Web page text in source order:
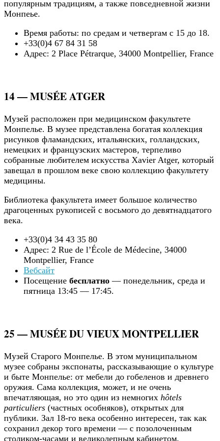
популярным традициям, а также повседневной жизни
Монпеье.
Время работы: по средам и четвергам с 15 до 18.
+33(0)4 67 84 31 58
Адрес: 2 Place Pétrarque, 34000 Montpellier, France
14 — MUSÉE ATGER
Музей расположен при медицинском факультете
Монпелье. В музее представлена богатая коллекция
рисунков фламандских, итальянских, голландских,
немецких и французских мастеров, терпеливо
собранные любителем искусства Xavier Atger, который
завещал в прошлом веке свою коллекцию факультету
медицины.
Библиотека факультета имеет большое количество
драгоценных рукописей с восьмого до девятнадцатого
века.
+33(0)4 34 43 35 80
Адрес: 2 Rue de l’École de Médecine, 34000
Montpellier, France
Вебсайт
Посещение бесплатно — понедельник, среда и
пятница 13:45 — 17:45.
25 — MUSÉE DU VIEUX MONTPELLIER
Музей Старого Монпелье. В этом муниципальном
музее собраны экспонаты, рассказывающие о культуре
и быте Монпелье: от мебели до гобеленов и древнего
оружия. Сама коллекция, может, и не очень
впечатляющая, но это один из немногих hôtels
particuliers (частных особняков), открытых для
публики. Зал 18-го века особенно интересен, так как
сохранил декор того времени — с позолоченным
столиком-часами и великолепным кабинетом.